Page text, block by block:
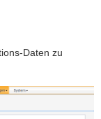
Daten zu